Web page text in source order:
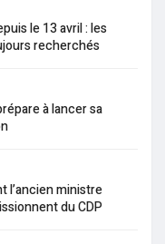
le 13 avril : les
recherchés
à lancer sa
l’ancien ministre
du CDP